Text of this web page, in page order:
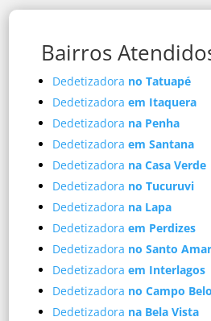
Bairros
Dedetizadora no Tatuapé
Dedetizadora em Itaquera
Dedetizadora na Penha
Dedetizadora em Santana
Dedetizadora na Casa Verde
Dedetizadora no Tucuruvi
Dedetizadora na Lapa
Dedetizadoraem Perdizes
Dedetizadora no Santo
Dedetizadoraem Interlagos
Dedetizadora no Campo Belo
Dedetizadora na Bela Vista